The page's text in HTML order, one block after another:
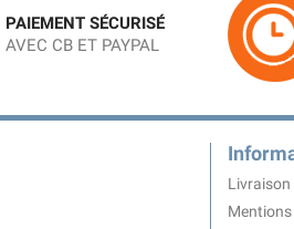
PAIEMENT SÉCURISÉ
AVEC CB ET PAYPAL
Livraison